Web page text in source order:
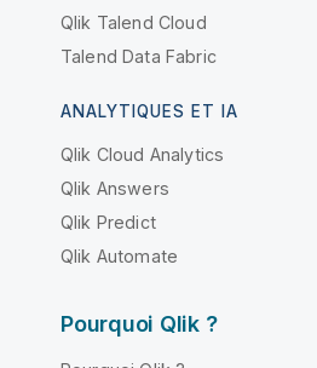
Qlik Talend Cloud
Talend Data Fabric
ANALYTIQUES ET IA
Qlik Cloud Analytics
Qlik Answers
Qlik Predict
Qlik Automate
Pourquoi Qlik ?